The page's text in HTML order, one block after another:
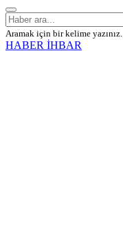
Aramak için bir kelime yazınız.
HABER İHBAR